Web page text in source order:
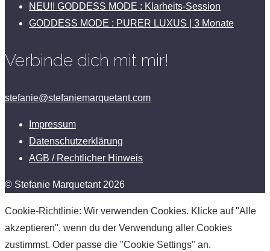
NEU!! GODDESS MODE : Klarheits-Session
GODDESS MODE : PURER LUXUS | 3 Monate
Verbinde dich mit mir!
stefanie@stefaniemarquetant.com
Impressum
Datenschutzerklärung
AGB / Rechtlicher Hinweis
© Stefanie Marquetant 2026
Cookie-Richtlinie: Wir verwenden Cookies. Klicke auf "Alle
akzeptieren", wenn du der Verwendung aller Cookies
zustimmst. Oder passe die "Cookie Settings" an.